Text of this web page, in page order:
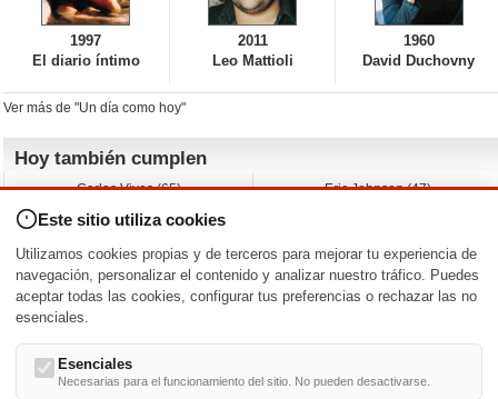
1997
El diario íntimo
2011
Leo Mattioli
1960
David Duchovny
Ver más de "Un día como hoy"
Hoy también cumplen
Carlos Vives (65)
Nicholas Ray (-)
Charlize Theron (51)
Maggie Wheeler (65)
Eric Johnson (47)
Wayne Knight (71)
Michael Shannon (52)
Nacimientos y estrenos en la fecha
DD/MM /
Este sitio utiliza cookies
Utilizamos cookies propias y de terceros para mejorar tu experiencia de
navegación, personalizar el contenido y analizar nuestro tráfico. Puedes
aceptar todas las cookies, configurar tus preferencias o rechazar las no
esenciales.
Esenciales
Necesarias para el funcionamiento del sitio. No pueden desactivarse.